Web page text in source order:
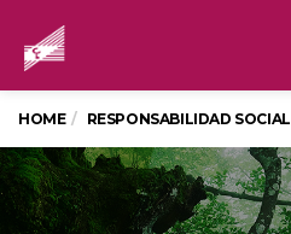
HOME RESPONSABILIDAD SOCIAL